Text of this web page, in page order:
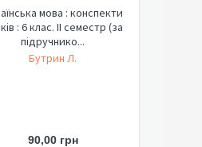
мова : конспекти
: 6 клас. ІІ семестр (за
підручнико...
Бутрин Л.
90,00 грн